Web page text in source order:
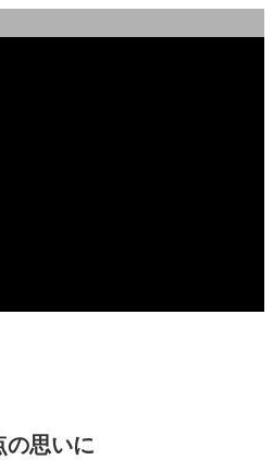
の思いに